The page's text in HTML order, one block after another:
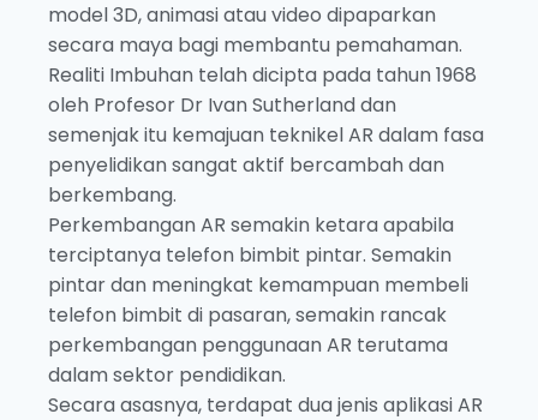
model 3D, animasi atau video dipaparkan
secara maya bagi membantu pemahaman.
Realiti Imbuhan telah dicipta pada tahun 1968
oleh Profesor Dr Ivan Sutherland dan
semenjak itu kemajuan teknikel AR dalam fasa
penyelidikan sangat aktif bercambah dan
berkembang.
Perkembangan AR semakin ketara apabila
terciptanya telefon bimbit pintar. Semakin
pintar dan meningkat kemampuan membeli
telefon bimbit di pasaran, semakin rancak
perkembangan penggunaan AR terutama
dalam sektor pendidikan.
Secara asasnya, terdapat dua jenis aplikasi AR